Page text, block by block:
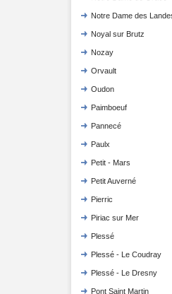
Notre Dame des
Noyal sur Brutz
Nozay
Orvault
Oudon
Paimboeuf
Pannecé
Paulx
Petit - Mars
Petit Auverné
Pierric
Piriac sur Mer
Plessé
Plessé - Le Coudray
Plessé - Le Dresny
Pont Saint Martin